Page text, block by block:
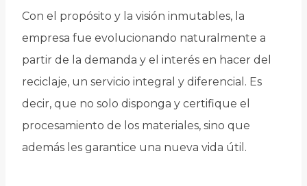
Con el propósito y la visión inmutables, la
empresa fue evolucionando naturalmente a
partir de la demanda y el interés en hacer del
reciclaje, un servicio integral y diferencial. Es
decir, que no solo disponga y certifique el
procesamiento de los materiales, sino que
además les garantice una nueva vida útil.